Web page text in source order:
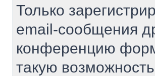
Только
email-сообщения
конференцию
такую